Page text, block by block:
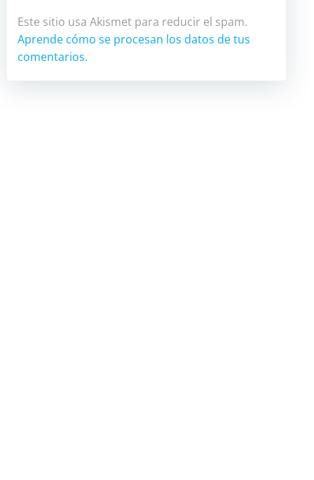
Este sitio usa Akismet para reducir el spam.
Aprende cómo se procesan los datos de tus
comentarios.